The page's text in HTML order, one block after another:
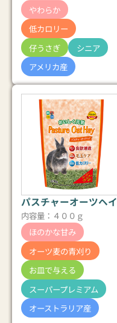
やわらか
低カロリー
仔うさぎ
シニア
アメリカ産
パスチャーオーツヘイ
内容量：４００ｇ
ほのかな甘み
オーツ麦の青刈り
お皿で与える
スーパープレミアム
オーストラリア産